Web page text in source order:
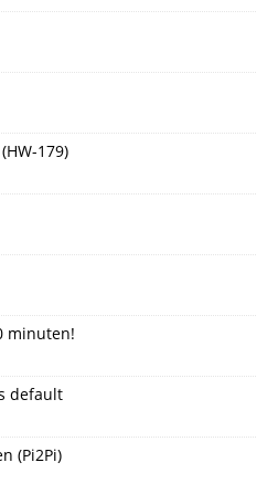
179)
minuten!
default
(Pi2Pi)